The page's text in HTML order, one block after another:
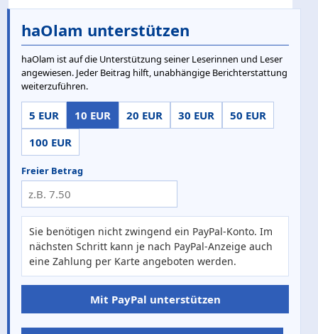
haOlam unterstützen
haOlam ist auf die Unterstützung seiner Leserinnen und Leser
angewiesen. Jeder Beitrag hilft, unabhängige Berichterstattung
weiterzuführen.
5 EUR 10 EUR 20 EUR 30 EUR
50 EUR
100 EUR
Freier Betrag
Sie benötigen nicht zwingend ein PayPal-Konto. Im
nächsten Schritt kann je nach PayPal-Anzeige auch
eine Zahlung per Karte angeboten werden.
Mit PayPal unterstützen